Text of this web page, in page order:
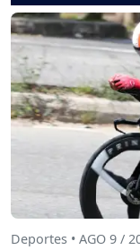
Deportes • AGO 9 /